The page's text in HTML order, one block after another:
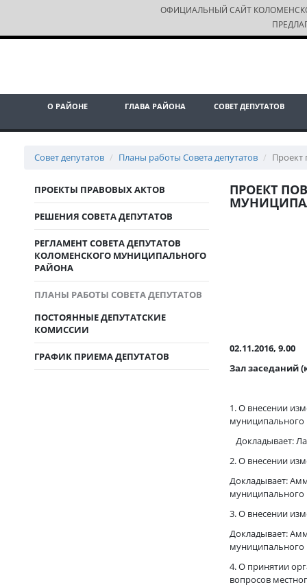
ОФИЦИАЛЬНЫЙ САЙТ
О РАЙОНЕ ГЛАВА РАЙОНА СОВЕТ ДЕПУТАТОВ
Совет депутатов Планы работы Совета депутатов Проект
ПРОЕКТЫ ПРАВОВЫХ АКТОВ
РЕШЕНИЯ CОВЕТА ДЕПУТАТОВ
РЕГЛАМЕНТ СОВЕТА ДЕПУТАТОВ
КОЛОМЕНСКОГО МУНИЦИПАЛЬНОГО
РАЙОНА
ПЛАНЫ РАБОТЫ СОВЕТА ДЕПУТАТОВ
ПОСТОЯННЫЕ ДЕПУТАТСКИЕ
КОМИССИИ
ГРАФИК ПРИЕМА ДЕПУТАТОВ
ПРОЕКТ
02.11.2016, 9.00
Зал заседаний
1. О внесении
муниципального
Докладывает:
2. О внесении
Докладывает:
муниципального
3. О внесении
Докладывает:
муниципального
4. О принятии
вопросов